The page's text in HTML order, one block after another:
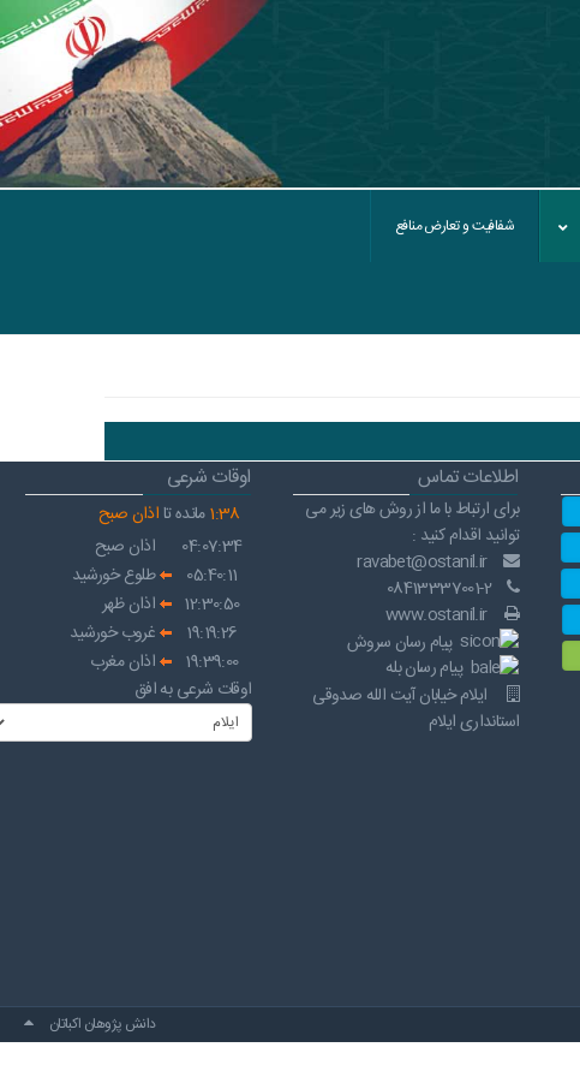
شفافیت و تعارض منافع
اطلاعات تماس
برای ارتباط با ما از روش های زیر می
توانید اقدام کنید :
ravabet@ostanil.ir
www.ostanil.ir
پیام رسان سروش
پیام رسان بله
ایلام خیابان آیت الله صدوقی
استانداری ایلام
اوقات شرعی
1:38 مانده تااذان صبح
04:07:34
اذان صبح
05:40:11
طلوع خورشید
12:30:50
اذان ظهر
19:19:26
غروب خورشید
19:39:00
اذان مغرب
اوقات شرعی به افق
دانش پژوهان اکباتان